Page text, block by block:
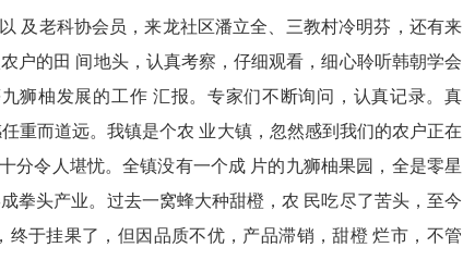
老科协会员，来龙社区潘立全、三教村冷明芬，还有来
户的田 间地头，认真考察，仔细观看，细心聆听韩朝学会
狮柚发展的工作 汇报。专家们不断询问，认真记录。真
重而道远。我镇是个农 业大镇，忽然感到我们的农户正在
分令人堪忧。全镇没有一个成 片的九狮柚果园，全是零星
拳头产业。过去一窝蜂大种甜橙，农 民吃尽了苦头，至今
于挂果了，但因品质不优，产品滞销，甜橙 烂市，不管